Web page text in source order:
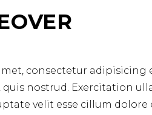
consectetur
nostrud. Exercitation
velit esse cillum